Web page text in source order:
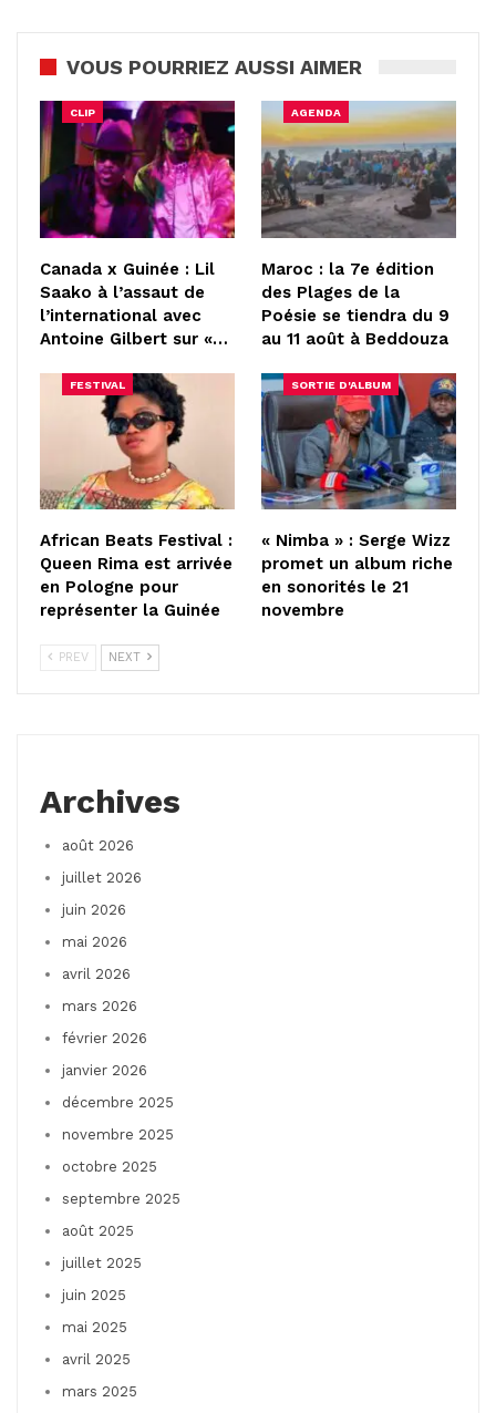
VOUS POURRIEZ AUSSI AIMER
CLIP
Canada x Guinée : Lil
Saako à l’assaut de
l’international avec
Antoine Gilbert sur «…
AGENDA
Maroc : la 7e édition
des Plages de la
Poésie se tiendra du 9
au 11 août à Beddouza
FESTIVAL
African Beats Festival :
Queen Rima est arrivée
en Pologne pour
représenter la Guinée
SORTIE D'ALBUM
« Nimba » : Serge Wizz
promet un album riche
en sonorités le 21
novembre
PREV NEXT
Archives
août 2026
juillet 2026
juin 2026
mai 2026
avril 2026
mars 2026
février 2026
janvier 2026
décembre 2025
novembre 2025
octobre 2025
septembre 2025
août 2025
juillet 2025
juin 2025
mai 2025
avril 2025
mars 2025